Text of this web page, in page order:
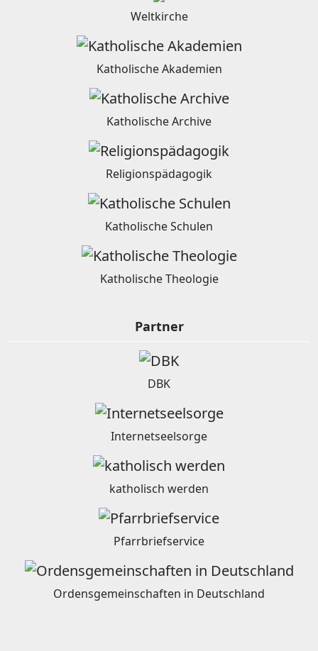
Weltkirche
Katholische Akademien
Katholische Archive
Religionspädagogik
Katholische Schulen
Katholische Theologie
Partner
DBK
Internetseelsorge
katholisch werden
Pfarrbriefservice
Ordensgemeinschaften in Deutschland